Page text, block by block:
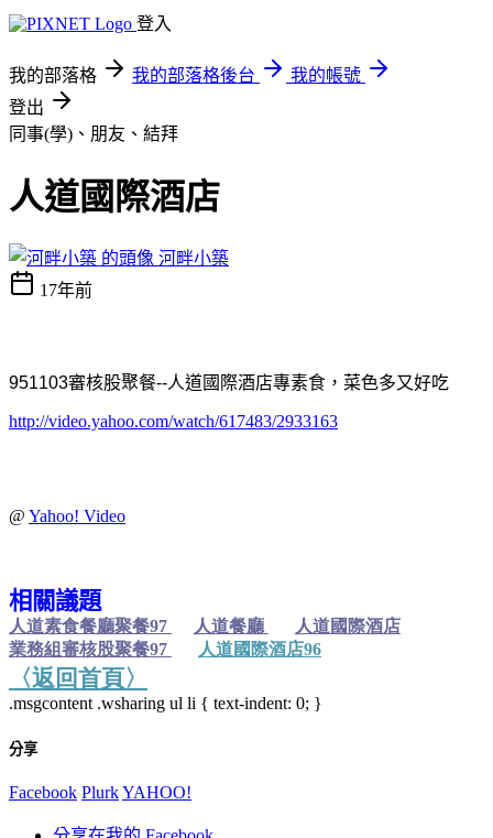
登入
我的部落格 我的部落格後台
我的帳號
登出
同事(學)、朋友、結拜
人道國際酒店
河畔小築
17年前
951103審核股聚餐--人道國際酒店專素食，菜色多又好吃
http://video.yahoo.com/watch/617483/2933163
@ Yahoo! Video
相關議題
人道素食餐廳聚餐97 人道餐廳
人道國際酒店
業務組審核股聚餐97 人道國際酒店96
〈返回首頁〉
.msgcontent .wsharing ul li { text-indent: 0; }
分享
Facebook PlurkYAHOO!